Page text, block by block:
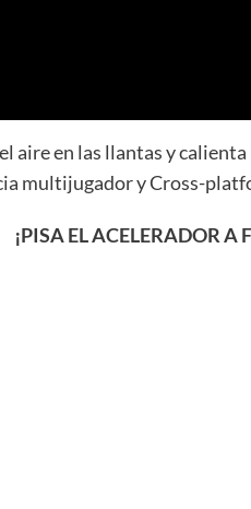
aire en las llantas y
multijugador y Cross-
¡PISA EL ACELERADOR